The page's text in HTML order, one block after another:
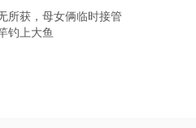
所获，母女俩临时接管
钓上大鱼